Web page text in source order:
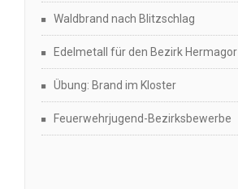
Waldbrand nach Blitzschlag
Edelmetall für den Bezirk Hermagor
Übung: Brand im Kloster
Feuerwehrjugend-Bezirksbewerbe